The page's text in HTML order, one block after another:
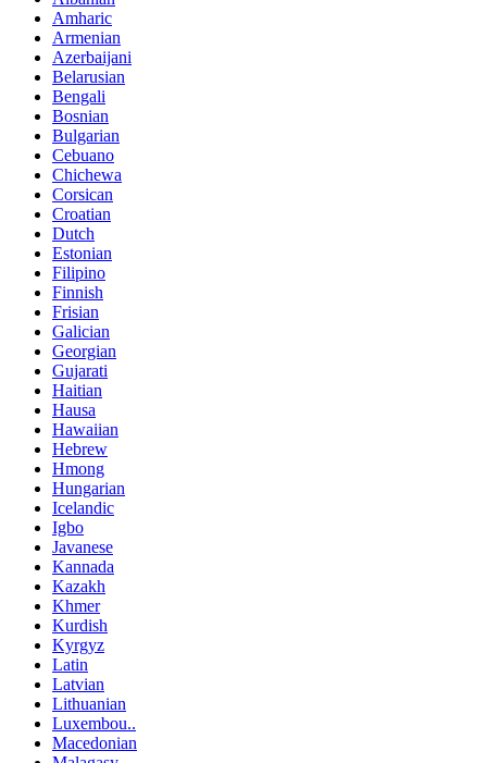
Amharic
Armenian
Azerbaijani
Belarusian
Bengali
Bosnian
Bulgarian
Cebuano
Chichewa
Corsican
Croatian
Dutch
Estonian
Filipino
Finnish
Frisian
Galician
Georgian
Gujarati
Haitian
Hausa
Hawaiian
Hebrew
Hmong
Hungarian
Icelandic
Igbo
Javanese
Kannada
Kazakh
Khmer
Kurdish
Kyrgyz
Latin
Latvian
Lithuanian
Luxembou..
Macedonian